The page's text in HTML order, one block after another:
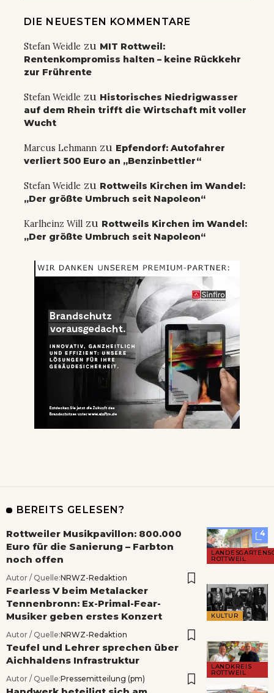
DIE NEUESTEN KOMMENTARE
Stefan Weidle zu MIT Rottweil:
Rentenkompromiss halten – keine Rückkehr
zur Frührente
Stefan Weidle zu Historisches Niedrigwasser
auf dem Rhein trifft die Wirtschaft mit voller
Wucht
Marcus Lehmann zu Epfendorf: Autofahrer
verliert 500 Euro an „Benzinbettler“
Stefan Weidle zu Rottweils Kirchen im Wandel:
„Der größte Umbruch seit Napoleon“
Karlheinz Will zu Rottweils Kirchen im Wandel:
„Der größte Umbruch seit Napoleon“
BEREITS GELESEN?
4
ROTTWEIL
Rottweiler Musikpavillon: 800.000
Euro für die Sanierung – Farbton
noch offen
Autor / Quelle:NRWZ-Redaktion
KULTUR
Fearless V beim Metalacker
Tennenbronn: Ex-Primal-Fear-
Musiker geben erstes Konzert
Autor / Quelle:NRWZ-Redaktion
LANDKREIS
ROTTWEIL
Teufel und Lehrer sprechen über
Aichhaldens Infrastruktur
Autor / Quelle:Pressemitteilung (pm)